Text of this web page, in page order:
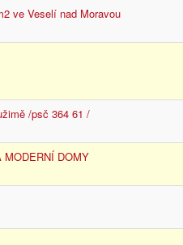
ve Veselí nad Moravou
/psč 364 61 /
DOMY